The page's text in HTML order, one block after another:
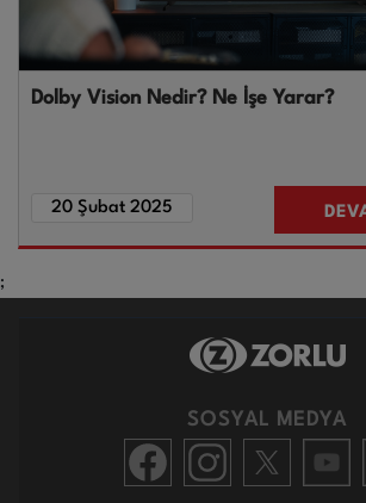
Dolby Vision Nedir? Ne İşe Yarar?
20 Şubat 2025
;
SOSYAL MEDYA